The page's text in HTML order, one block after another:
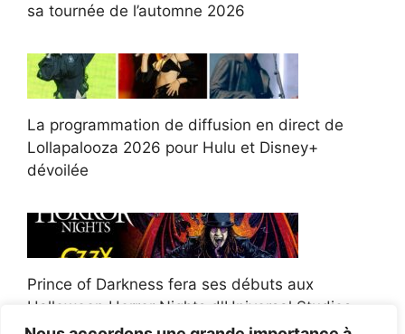
sa tournée de l’automne 2026
La programmation de diffusion en direct de
Lollapalooza 2026 pour Hulu et Disney+
dévoilée
Prince of Darkness fera ses débuts aux
Halloween Horror Nights d'Universal Studios